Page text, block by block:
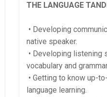
THE LANGUAGE
• Developing
native speaker.
• Developing listening
vocabulary and
• Getting to know up-
language learning.